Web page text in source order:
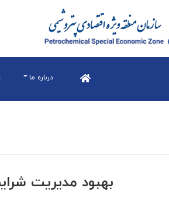
درباره ما
بهبود مديريت